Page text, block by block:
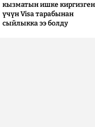
кызматын ишке
үчүн Visa тарабынан
сыйлыкка ээ болду